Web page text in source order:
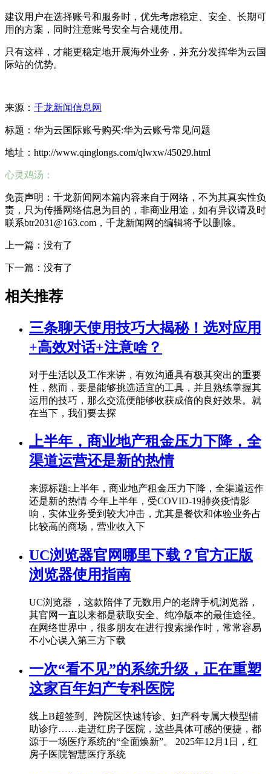
建议用户在选择账号和服务时，优先考虑稳定、安全、长期可
用的方案，同时注意账号安全与合规使用。
只有这样，才能更稳定地开展海外业务，并充分发挥华为云国
际站的优势。
来源： 千龙新闻信息网
标题：华为云国际账号购买:华为云账号常见问题
地址：http://www.qinglongs.com/qlwxw/45029.html
心灵鸡汤：
免责声明：千龙新闻网本篇内容来自于网络，不为其真实性负
责，只为传播网络信息为目的，非商业用途，如有异议请及时
联系btr2031@163.com，千龙新闻网的编辑将予以删除。
上一篇：没有了
下一篇：没有了
相关推荐
三条聊天使用技巧大揭秘！选对应用
+高效对话+注意啥？
对于生活以及工作来讲，有效沟通具有极其突出的重要
性，然而，要是能够挑选适宜的工具，并且熟练掌握其
运用的技巧，那么交流便能够收获成倍的良好效果。就
在当下，我们要去探
上半年，商业地产租金压力下降，全
渠道运营还是新的热情
来源标题:上半年，商业地产租金压力下降，全渠道运作
还是新的热情 今年上半年，受COVID-19肺炎疫情影
响，实体业务受到较大冲击，尤其是餐饮和体验业务占
比较高的商场，营业收入下
UC浏览器官网哪里下载？官方正版
浏览器使用指南
UC浏览器 ，这款陪伴了无数用户的老牌手机浏览器，
其官网一直以来都是获取安全、纯净版本的最佳途径。
在网络世界中，很多朋友在进行搜索操作时，常常容易
不小心误入第三方下载
一次“看不见”的系统升级，正在重塑
这家百年妇产专科医院
线上B超签到、跨院区快速转诊、妇产科专属大模型辅
助诊疗……走进红房子医院，这些具体可感的便捷，都
源于一场医疗系统的“全面焕新”。 2025年12月1日，红
房子医院智慧医疗系统